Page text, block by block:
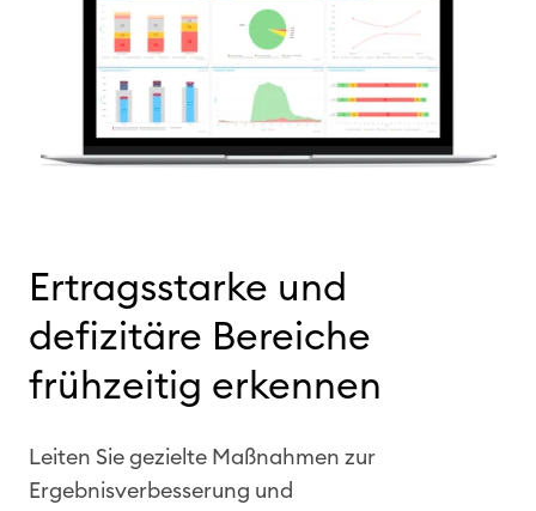
Ertragsstarke und
defizitäre Bereiche
frühzeitig erkennen
Leiten Sie gezielte Maßnahmen zur
Ergebnisverbesserung und